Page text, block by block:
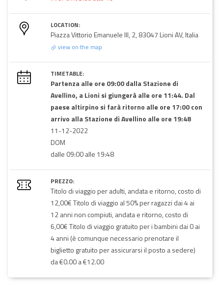
LOCATION:
Piazza Vittorio Emanuele III, 2, 83047 Lioni AV, Italia
view on the map
TIMETABLE:
Partenza alle ore 09:00 dalla Stazione di
Avellino, a Lioni si giungerà alle ore 11:44. Dal
paese altirpino si farà ritorno alle ore 17:00 con
arrivo alla Stazione di Avellino alle ore 19:48
11-12-2022
DOM
dalle 09:00 alle 19:48
PREZZO:
Titolo di viaggio per adulti, andata e ritorno, costo di
12,00€ Titolo di viaggio al 50% per ragazzi dai 4 ai
12 anni non compiuti, andata e ritorno, costo di
6,00€ Titolo di viaggio gratuito per i bambini dai 0 ai
4 anni (è comunque necessario prenotare il
biglietto gratuito per assicurarsi il posto a sedere)
da €0.00 a €12.00